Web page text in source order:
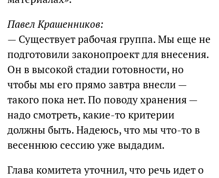
Павел Крашенников:
— Существует рабочая группа. Мы еще не
подготовили законопроект для внесения.
Он в высокой стадии готовности, но
чтобы мы его прямо завтра внесли —
такого пока нет. По поводу хранения —
надо смотреть, какие-то критерии
должны быть. Надеюсь, что мы что-то в
весеннюю сессию уже выдадим.
Глава комитета уточнил, что речь идет о